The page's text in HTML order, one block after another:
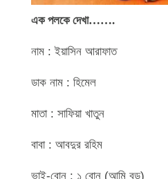
এক পলকে দেখা…….
নাম : ইয়াসিন আরাফাত
ডাক নাম : হিমেল
মাতা : সাফিয়া খাতুন
বাবা : আবদুর রহিম
ভাই-বোন : ১ বোন (আমি বড়)